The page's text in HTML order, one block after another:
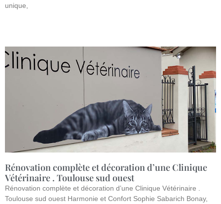
unique,
Rénovation complète et décoration d’une Clinique
Vétérinaire . Toulouse sud ouest
Rénovation complète et décoration d’une Clinique Vétérinaire .
Toulouse sud ouest Harmonie et Confort Sophie Sabarich Bonay,